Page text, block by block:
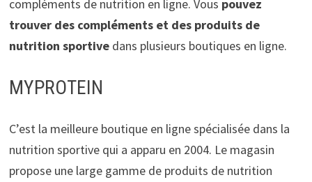
compléments de nutrition en ligne. Vous pouvez
trouver des compléments et des produits de
nutrition sportivedans plusieurs boutiques en ligne.
MYPROTEIN
C’est la meilleure boutique en ligne spécialisée dans la
nutrition sportive qui a apparu en 2004. Le magasin
propose une large gamme de produits de nutrition